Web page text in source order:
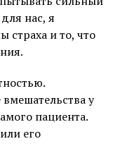
нас, я
страха и то, что
у
пациента.
его